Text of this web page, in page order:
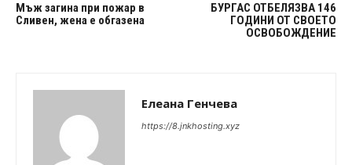
Мъж загина при пожар в
Сливен, жена е обгазена
БУРГАС ОТБЕЛЯЗВА 146
ГОДИНИ ОТ СВОЕТО
ОСВОБОЖДЕНИЕ
Елеана Генчева
https://8.jnkhosting.xyz